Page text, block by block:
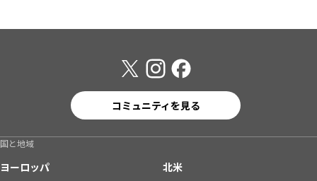
コミュニティを見る
国と地域
ヨーロッパ
北米